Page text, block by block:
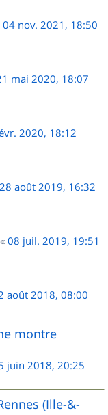
04 nov. 2021, 18:50
mai 2020, 18:07
2020, 18:12
28 août 2019, 16:32
« 08 juil. 2019, 19:51
août 2018, 08:00
montre
juin 2018, 20:25
(Ille-&-